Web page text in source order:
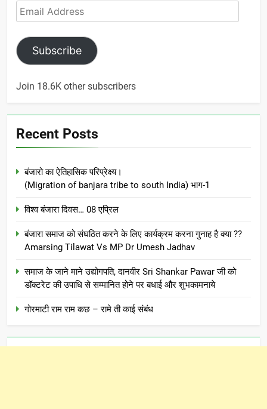
Email
Address
Subscribe
Join 18.6K other subscribers
Recent Posts
बंजारो का ऐतिहासिक परिप्रेक्ष्य।
(Migration of banjara tribe to south India) भाग-1
विश्व बंजारा दिवस… 08 एप्रिल
बंजारा समाज को संघठित करने के लिए कार्यक्रम करना गुनाह है क्या ??
Amarsing Tilawat Vs MP Dr Umesh Jadhav
समाज के जाने माने उद्योगपति, दानवीर Sri Shankar Pawar जी को
डॉक्टरेट की उपाधि से सम्मानित होने पर बधाई और शुभकामनाये
गोरमाटी राम राम कछ – रामे ती काई संबंध